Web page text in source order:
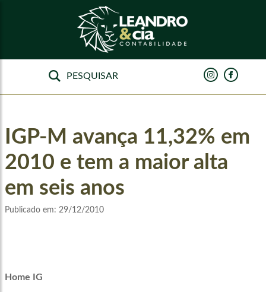
IGP-M avança 11,32% em
2010 e tem a maior alta
em seis anos
Publicado em: 29/12/2010
Home IG